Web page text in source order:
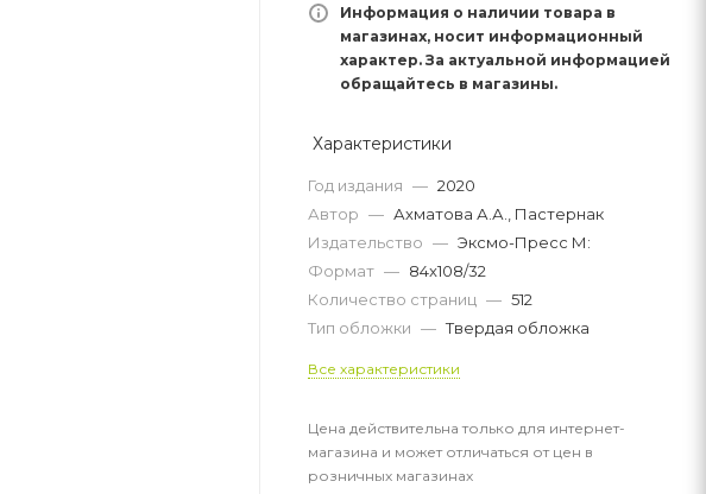
Информация о наличии товара в
магазинах, носит информационный
характер. За актуальной информацией
обращайтесь в магазины.
Характеристики
Год издания — 2020
Автор — Ахматова А.А., Пастернак
Издательство — Эксмо-Пресс М:
Формат — 84x108/32
Количество страниц — 512
Тип обложки — Твердая обложка
Все характеристики
Цена действительна только для интернет-
магазина и может отличаться от цен в
розничных магазинах